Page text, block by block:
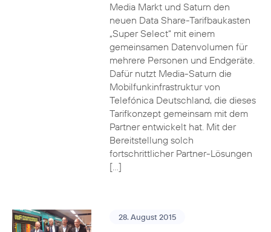
Media Markt und Saturn den
neuen Data Share-Tarifbaukasten
„Super Select“ mit einem
gemeinsamen Datenvolumen für
mehrere Personen und Endgeräte.
Dafür nutzt Media-Saturn die
Mobilfunkinfrastruktur von
Telefónica Deutschland, die dieses
Tarifkonzept gemeinsam mit dem
Partner entwickelt hat. Mit der
Bereitstellung solch
fortschrittlicher Partner-Lösungen
[…]
28. August 2015